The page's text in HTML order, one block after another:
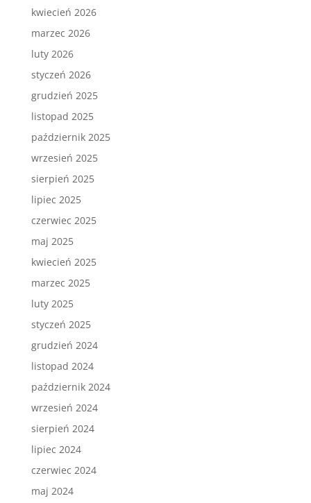
kwiecień 2026
marzec 2026
luty 2026
styczeń 2026
grudzień 2025
listopad 2025
październik 2025
wrzesień 2025
sierpień 2025
lipiec 2025
czerwiec 2025
maj 2025
kwiecień 2025
marzec 2025
luty 2025
styczeń 2025
grudzień 2024
listopad 2024
październik 2024
wrzesień 2024
sierpień 2024
lipiec 2024
czerwiec 2024
maj 2024